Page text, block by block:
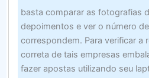
basta comparar as fotografias
depoimentos e ver o número
correspondem. Para verificar a
correta de tais empresas
fazer apostas utilizando seu